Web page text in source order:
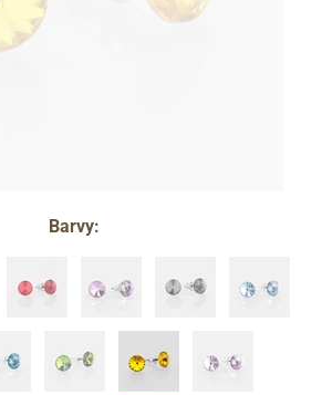
Barvy: